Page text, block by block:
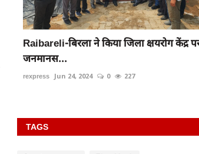
Raibareli-बिरला ने किया जिला क्षयरोग केंद्र
जनमानस...
rexpress Jun 24, 2024 0 227
TAGS